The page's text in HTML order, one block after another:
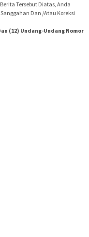
Tersebut Diatas, Anda
Dan /Atau Koreksi
(12) Undang-Undang Nomor